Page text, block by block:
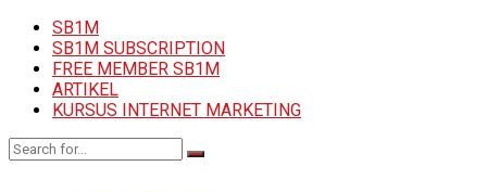
SB1M
SB1M SUBSCRIPTION
FREE MEMBER SB1M
ARTIKEL
KURSUS INTERNET MARKETING